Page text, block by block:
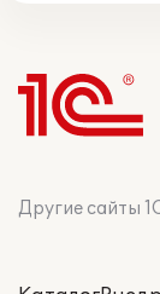
Другие сайты